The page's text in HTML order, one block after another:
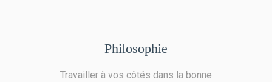
Philosophie
Travailler à vos côtés dans la bonne